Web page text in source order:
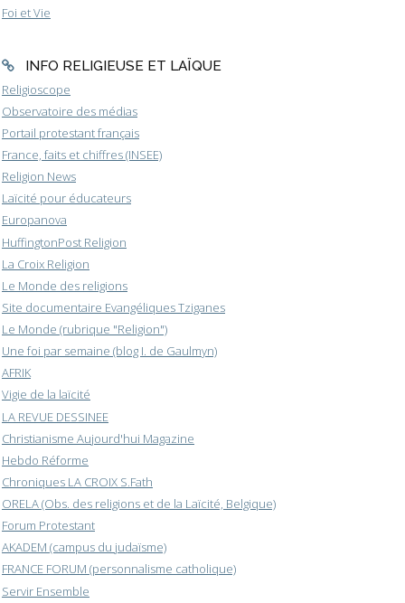
Foi et Vie
INFO RELIGIEUSE ET LAÏQUE
Religioscope
Observatoire des médias
Portail protestant français
France, faits et chiffres (INSEE)
Religion News
Laïcité pour éducateurs
Europanova
HuffingtonPost Religion
La Croix Religion
Le Monde des religions
Site documentaire Evangéliques Tziganes
Le Monde (rubrique "Religion")
Une foi par semaine (blog I. de Gaulmyn)
AFRIK
Vigie de la laïcité
LA REVUE DESSINEE
Christianisme Aujourd'hui Magazine
Hebdo Réforme
Chroniques LA CROIX S.Fath
ORELA (Obs. des religions et de la Laïcité, Belgique)
Forum Protestant
AKADEM (campus du judaïsme)
FRANCE FORUM (personnalisme catholique)
Servir Ensemble